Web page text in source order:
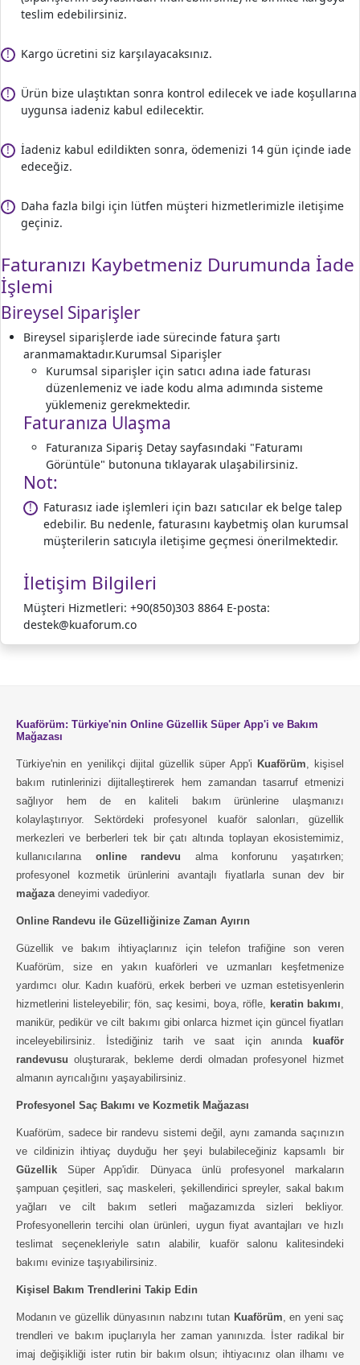
teslim edebilirsiniz.
! Kargo ücretini siz karşılayacaksınız.
!
Ürün bize ulaştıktan sonra kontrol edilecek ve iade koşullarına
uygunsa iadeniz kabul edilecektir.
!
İadeniz kabul edildikten sonra, ödemenizi 14 gün içinde iade
edeceğiz.
!
Daha fazla bilgi için lütfen müşteri hizmetlerimizle iletişime
geçiniz.
Faturanızı Kaybetmeniz Durumunda İade
İşlemi
Bireysel Siparişler
Bireysel siparişlerde iade sürecinde fatura şartı
aranmamaktadır.Kurumsal Siparişler
Kurumsal siparişler için satıcı adına iade faturası
düzenlemeniz ve iade kodu alma adımında sisteme
yüklemeniz gerekmektedir.
Faturanıza Ulaşma
Faturanıza Sipariş Detay sayfasındaki "Faturamı
Görüntüle" butonuna tıklayarak ulaşabilirsiniz.
Not:
!
Faturasız iade işlemleri için bazı satıcılar ek belge talep
edebilir. Bu nedenle, faturasını kaybetmiş olan kurumsal
müşterilerin satıcıyla iletişime geçmesi önerilmektedir.
İletişim Bilgileri
Müşteri Hizmetleri: +90(850)303 8864 E-posta:
destek@kuaforum.co
Kuaförüm: Türkiye'nin Online Güzellik Süper App'i ve Bakım
Mağazası
Türkiye'nin en yenilikçi dijital güzellik süper App'i Kuaförüm , kişisel
bakım rutinlerinizi dijitalleştirerek hem zamandan tasarruf etmenizi
sağlıyor hem de en kaliteli bakım ürünlerine ulaşmanızı
kolaylaştırıyor. Sektördeki profesyonel kuaför salonları, güzellik
merkezleri ve berberleri tek bir çatı altında toplayan ekosistemimiz,
kullanıcılarına online randevu alma konforunu yaşatırken;
profesyonel kozmetik ürünlerini avantajlı fiyatlarla sunan dev bir
mağaza deneyimi vadediyor.
Online Randevu ile Güzelliğinize Zaman Ayırın
Güzellik ve bakım ihtiyaçlarınız için telefon trafiğine son veren
Kuaförüm, size en yakın kuaförleri ve uzmanları keşfetmenize
yardımcı olur. Kadın kuaförü, erkek berberi ve uzman estetisyenlerin
hizmetlerini listeleyebilir; fön, saç kesimi, boya, röfle, keratin bakımı
manikür, pedikür ve cilt bakımı gibi onlarca hizmet için güncel fiyatları
inceleyebilirsiniz. İstediğiniz tarih ve saat için anında kuaför
randevusu oluşturarak, bekleme derdi olmadan profesyonel hizmet
almanın ayrıcalığını yaşayabilirsiniz.
Profesyonel Saç Bakımı ve Kozmetik Mağazası
Kuaförüm, sadece bir randevu sistemi değil, aynı zamanda saçınızın
ve cildinizin ihtiyaç duyduğu her şeyi bulabileceğiniz kapsamlı bir
Güzellik Süper App'idir. Dünyaca ünlü profesyonel markaların
şampuan çeşitleri, saç maskeleri, şekillendirici spreyler, sakal bakım
yağları ve cilt bakım setleri mağazamızda sizleri bekliyor.
Profesyonellerin tercihi olan ürünleri, uygun fiyat avantajları ve hızlı
teslimat seçenekleriyle satın alabilir, kuaför salonu kalitesindeki
bakımı evinize taşıyabilirsiniz.
Kişisel Bakım Trendlerini Takip Edin
Modanın ve güzellik dünyasının nabzını tutan Kuaförüm , en yeni saç
trendleri ve bakım ipuçlarıyla her zaman yanınızda. İster radikal bir
imaj değişikliği ister rutin bir bakım olsun; ihtiyacınız olan ilhamı ve